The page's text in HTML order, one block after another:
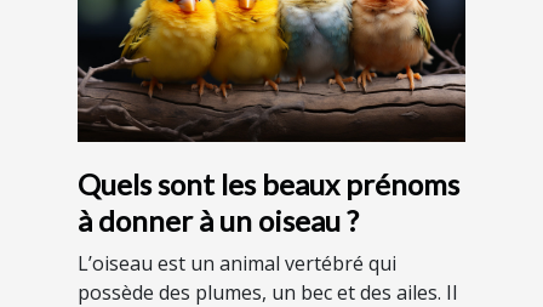
Quels sont les beaux prénoms
à donner à un oiseau ?
L’oiseau est un animal vertébré qui
possède des plumes, un bec et des ailes. Il